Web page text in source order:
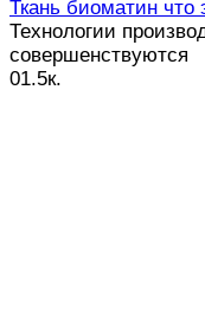
Ткань биоматин что
Технологии
совершенствуются
01.5к.